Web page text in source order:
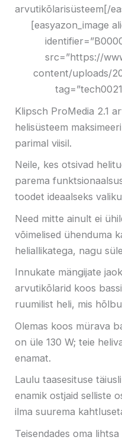
arvutikõlarisüsteem[/
[easyazon_image
src=”https://
content/uploads/
Klipsch ProMedia 2.1
helisüsteem
parimal viisil.
Neile, kes otsivad
parema
toodet ideaalseks
Need mitte ainult ei
võimelised ühenduma
heliallikatega, nagu
Innukate mängijate
arvutikõlarid koos
ruumilist heli, mis
Olemas koos mürava
on üle 130 W; teie
enamat.
Laulu taasesituse
enamik ostjaid selliste
ilma suurema
Teisendades oma